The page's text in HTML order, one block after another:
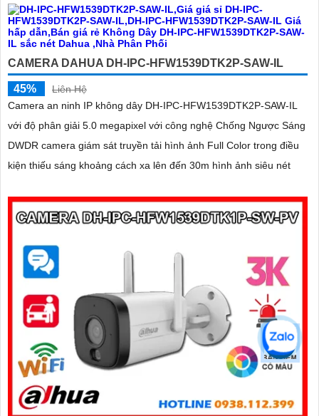
CAMERA DAHUA DH-IPC-HFW1539DTK2P-SAW-IL
45%
Liên Hệ
Camera an ninh IP không dây DH-IPC-HFW1539DTK2P-SAW-IL
với độ phân giải 5.0 megapixel với công nghệ Chống Ngược Sáng
DWDR camera giám sát truyền tải hình ảnh Full Color trong điều
kiện thiếu sáng khoảng cách xa lên đến 30m hình ảnh siêu nét